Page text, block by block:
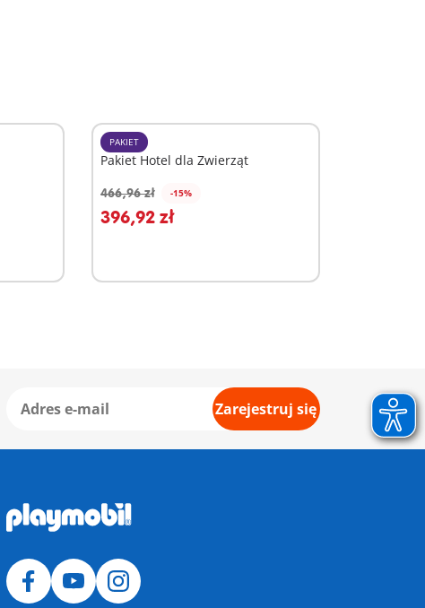
PAKIET
Pakiet Hotel dla Zwierząt
466,96 zł -15%
396,92 zł
Dodaj do koszyka
Zarejestruj się